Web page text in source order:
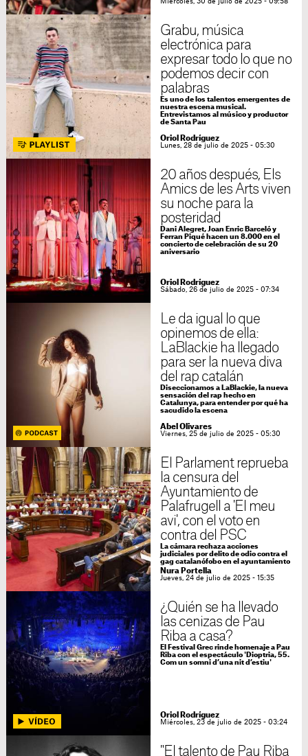
Miércoles, 30 de julio de 2025 - 09:58
Grabu, música
electrónica para
expresar todo lo que no
podemos decir con
palabras
Es uno de los talentos emergentes de
nuestra escena musical.
Entrevistamos al músico y productor
de Santa Pau
Oriol Rodríguez
Lunes, 28 de julio de 2025 - 05:30
20 años después, Els
Amics de les Arts viven
su noche para la
posteridad
Dani Alegret, Joan Enric Barceló y
Ferran Piqué hacen un 8.000 en el
concierto de celebración de su 20
aniversario
Oriol Rodríguez
Sábado, 26 de julio de 2025 - 07:34
Le da igual lo que
opinemos de ella:
LaBlackie ha llegado
para ser la nueva diva
del rap catalán
Diseccionamos a LaBlackie, la nueva
sensación del rap hecho en
Catalunya, para entender por qué ha
sacudido la escena
Abel Olivares
Viernes, 25 de julio de 2025 - 05:30
El Parlament reprueba
la censura del
Ayuntamiento de
Palafrugell a 'El meu
avi', con el voto en
contra del PSC
La cámara rechaza acciones
judiciales por delito de odio contra el
gag catalanófobo en el ayuntamiento
Nura Portella
Jueves, 24 de julio de 2025 - 15:35
¿Quién se ha llevado
las cenizas de Pau
Riba a casa?
El Festival Grec rinde homenaje a Pau
Riba con el espectáculo 'Dioptria, 55.
Com un somni d’una nit d’estiu'
Oriol Rodríguez
Miércoles, 23 de julio de 2025 - 03:24
"El talento de Pau Riba